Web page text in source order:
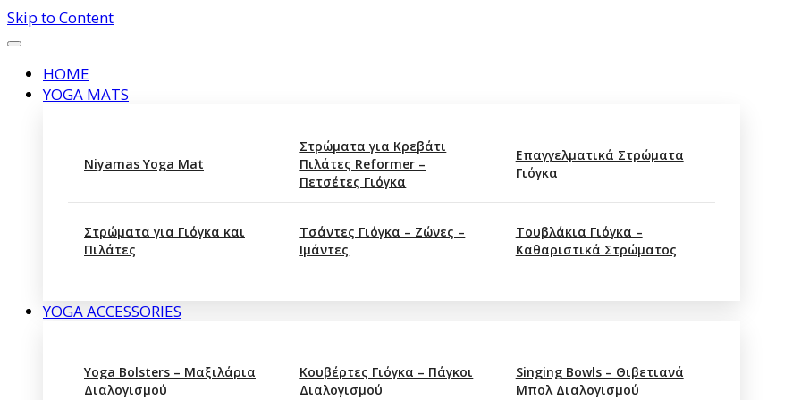
Skip to Content
HOME
YOGA MATS
Niyamas Yoga Mat
Στρώματα για Κρεβάτι
Πιλάτες Reformer –
Πετσέτες Γιόγκα
Επαγγελματικά Στρώματα
Γιόγκα
Στρώματα για Γιόγκα και
Πιλάτες
Τσάντες Γιόγκα – Ζώνες –
Ιμάντες
Τουβλάκια Γιόγκα –
Καθαριστικά Στρώματος
YOGA ACCESSORIES
Yoga Bolsters – Μαξιλάρια
Διαλογισμού
Κουβέρτες Γιόγκα – Πάγκοι
Διαλογισμού
Singing Bowls – Θιβετιανά
Μπολ Διαλογισμού